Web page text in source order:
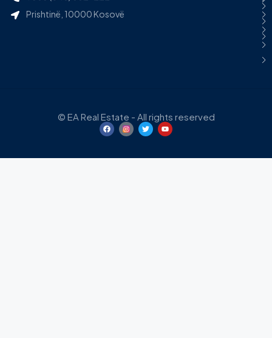
Prishtinë, 10000 Kosovë
© EA Real Estate - All rights reserved